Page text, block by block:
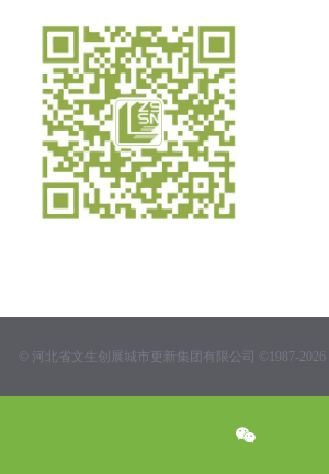
© 河北省文生创展城市更新集团有限公司 ©1987-2026 |